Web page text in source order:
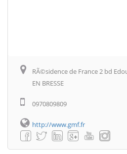
RÃ©sidence de France 2 bd
EN BRESSE
0970809809
http://www.gmf.fr